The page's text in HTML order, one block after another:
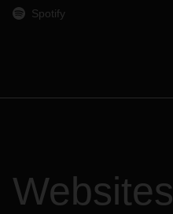
Spotify
Websites